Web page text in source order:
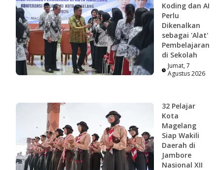
Koding dan AI
Perlu
Dikenalkan
sebagai 'Alat'
Pembelajaran
di Sekolah
Jumat, 7
Agustus 2026
32 Pelajar
Kota
Magelang
Siap Wakili
Daerah di
Jambore
Nasional XII